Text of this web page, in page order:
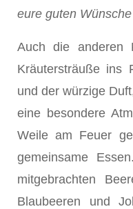
eure guten
Auch die anderen
Kräutersträuße ins
und der würzige
eine besondere
Weile am Feuer
gemeinsame
mitgebrachten
Blaubeeren und